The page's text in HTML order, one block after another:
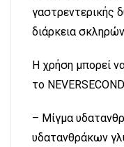
γαστρεντερικής
διάρκεια
Η χρήση μπορεί
το
– Μίγμα
υδατανθράκων